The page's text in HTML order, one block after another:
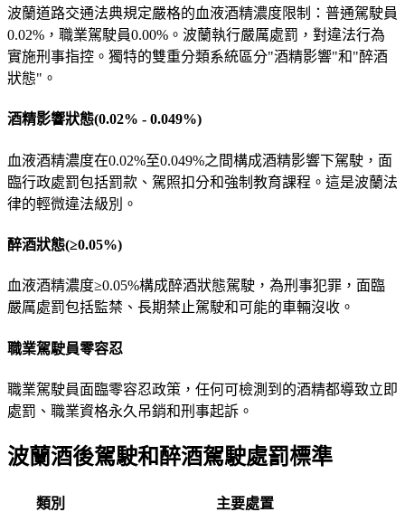
波蘭道路交通法典規定嚴格的血液酒精濃度限制：普通駕駛員
0.02%，職業駕駛員0.00%。波蘭執行嚴厲處罰，對違法行為
實施刑事指控。獨特的雙重分類系統區分"酒精影響"和"醉酒
狀態"。
酒精影響狀態(0.02% - 0.049%)
血液酒精濃度在0.02%至0.049%之間構成酒精影響下駕駛，面
臨行政處罰包括罰款、駕照扣分和強制教育課程。這是波蘭法
律的輕微違法級別。
醉酒狀態(≥0.05%)
血液酒精濃度≥0.05%構成醉酒狀態駕駛，為刑事犯罪，面臨
嚴厲處罰包括監禁、長期禁止駕駛和可能的車輛沒收。
職業駕駛員零容忍
職業駕駛員面臨零容忍政策，任何可檢測到的酒精都導致立即
處罰、職業資格永久吊銷和刑事起訴。
波蘭酒後駕駛和醉酒駕駛處罰標準
類別
主要處置